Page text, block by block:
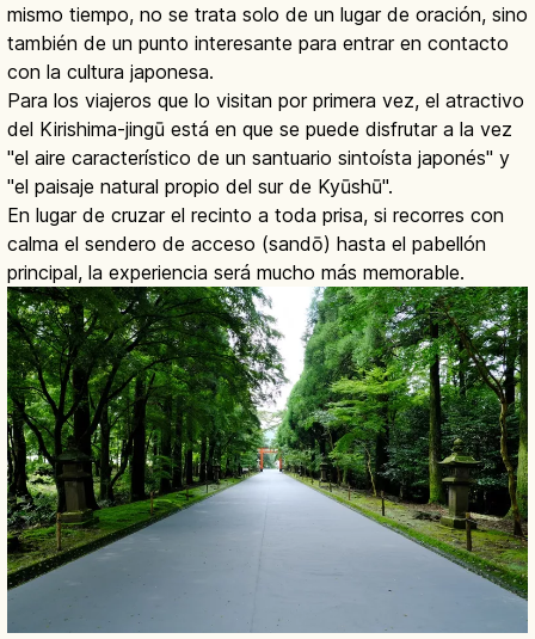
mismo tiempo, no se trata solo de un lugar de oración, sino
también de un punto interesante para entrar en contacto
con la cultura japonesa.
Para los viajeros que lo visitan por primera vez, el atractivo
del Kirishima-jingū está en que se puede disfrutar a la vez
"el aire característico de un santuario sintoísta japonés" y
"el paisaje natural propio del sur de Kyūshū".
En lugar de cruzar el recinto a toda prisa, si recorres con
calma el sendero de acceso (sandō) hasta el pabellón
principal, la experiencia será mucho más memorable.